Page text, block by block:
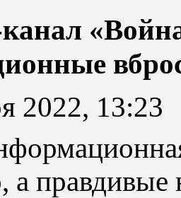
2022, 13:23
а